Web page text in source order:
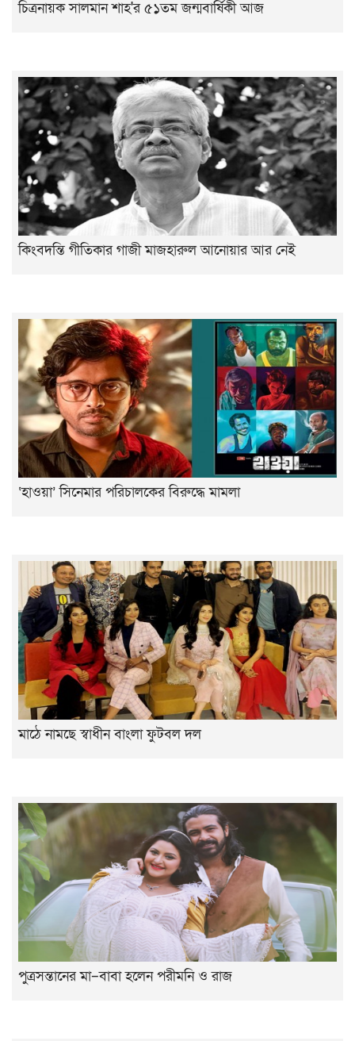
চিত্রনায়ক সালমান শাহ'র ৫১তম জন্মবার্ষিকী আজ
কিংবদন্তি গীতিকার গাজী মাজহারুল আনোয়ার আর নেই
‘হাওয়া’ সিনেমার পরিচালকের বিরুদ্ধে মামলা
মাঠে নামছে স্বাধীন বাংলা ফুটবল দল
পুত্রসন্তানের মা–বাবা হলেন পরীমনি ও রাজ